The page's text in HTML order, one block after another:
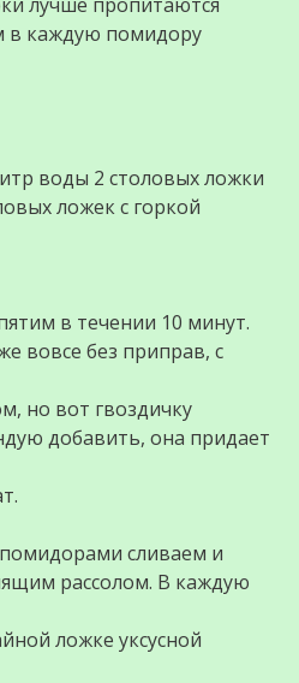
в каждую помидору
воды 2 столовых ложки
ложек с горкой
в течении 10 минут.
вовсе без приправ, с
но вот гвоздичку
добавить, она придает
сливаем и
рассолом. В каждую
ложке уксусной